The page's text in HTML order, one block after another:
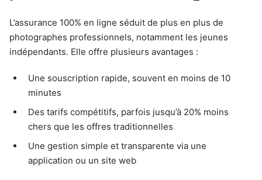
L’assurance 100% en ligne séduit de plus en plus de
photographes professionnels, notamment les jeunes
indépendants. Elle offre plusieurs avantages :
Une souscription rapide, souvent en moins de 10
minutes
Des tarifs compétitifs, parfois jusqu’à 20% moins
chers que les offres traditionnelles
Une gestion simple et transparente via une
application ou un site web